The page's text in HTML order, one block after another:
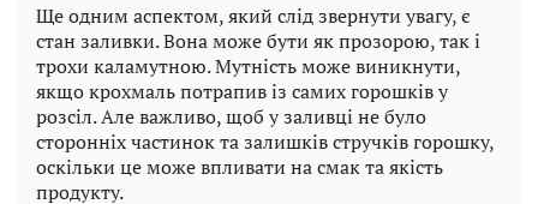
Ще одним аспектом, який слід звернути увагу, є
стан заливки. Вона може бути як прозорою, так і
трохи каламутною. Мутність може виникнути,
якщо крохмаль потрапив із самих горошків у
розсіл. Але важливо, щоб у заливці не було
сторонніх частинок та залишків стручків горошку,
оскільки це може впливати на смак та якість
продукту.